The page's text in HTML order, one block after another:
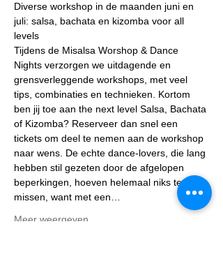
Diverse workshop in de maanden juni en
juli: salsa, bachata en kizomba voor all
levels
Tijdens de Misalsa Worshop & Dance
Nights verzorgen we uitdagende en
grensverleggende workshops, met veel
tips, combinaties en technieken. Kortom
ben jij toe aan the next level Salsa, Bachata
of Kizomba? Reserveer dan snel een
tickets om deel te nemen aan de workshop
naar wens. De echte dance-lovers, die lang
hebben stil gezeten door de afgelopen
beperkingen, hoeven helemaal niks te
missen, want met een…
Meer weergeven